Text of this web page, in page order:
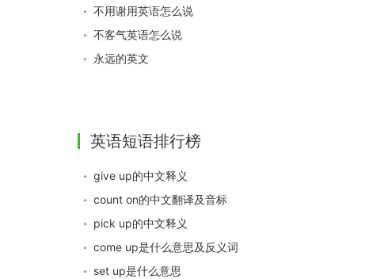
不用谢用英语怎么说
不客气英语怎么说
永远的英文
英语短语排行榜
give up的中文释义
count on的中文翻译及音标
pick up的中文释义
come up是什么意思及反义词
set up是什么意思